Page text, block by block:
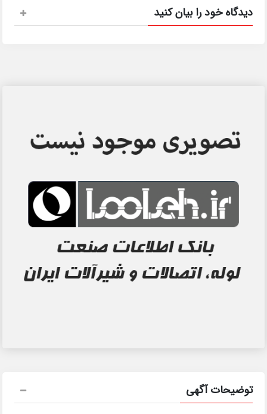
دیدگاه خود را بیان کنید
توضیحات آگهی